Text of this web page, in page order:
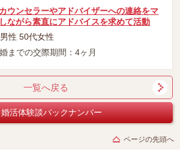
ウンセラーやアドバイザーへの連絡をマ
ながら素直にアドバイスを求めて活動
性 50代女性
までの交際期間：4ヶ月
一覧へ戻る
婚活体験談バックナンバー
ページの先頭へ